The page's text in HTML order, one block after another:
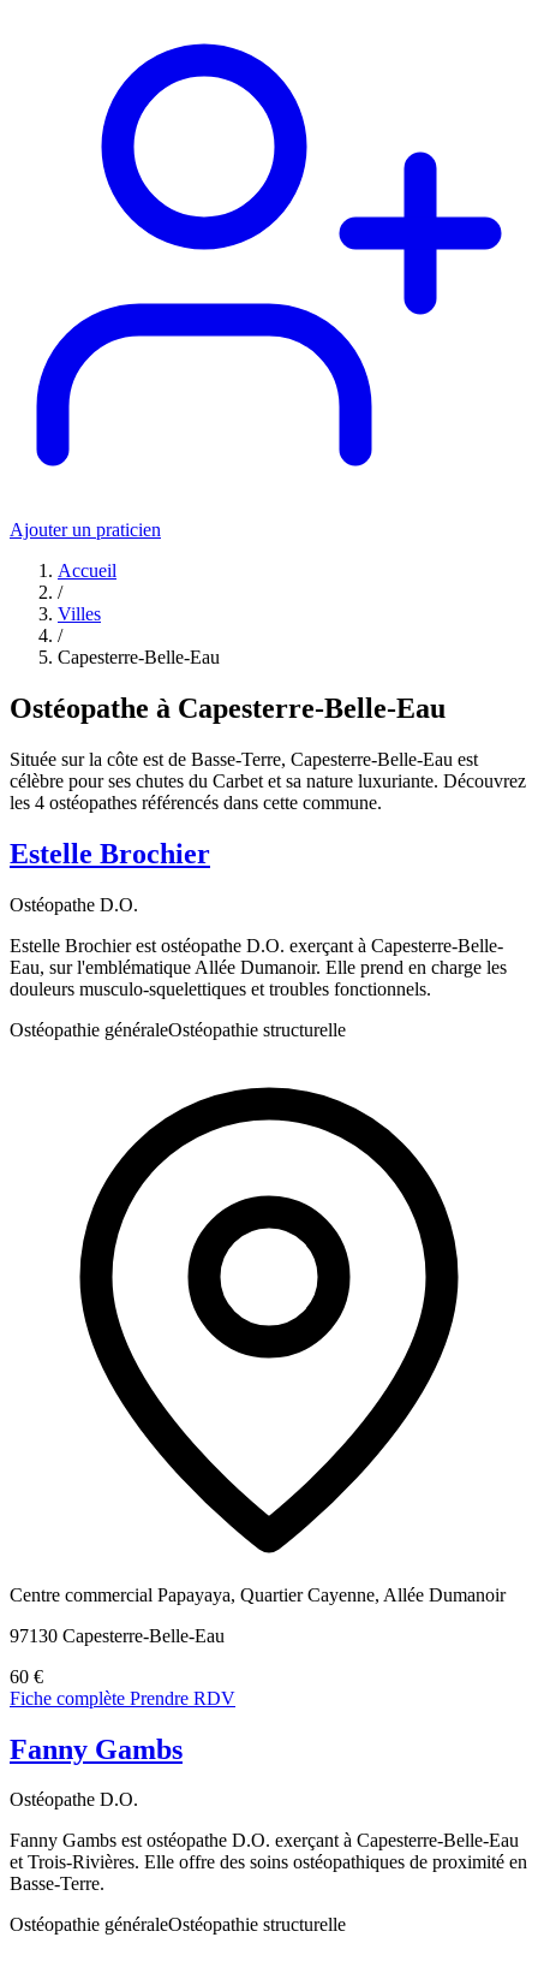
Ajouter un praticien
Accueil
/
Villes
/
Capesterre-Belle-Eau
Ostéopathe à Capesterre-Belle-Eau
Située sur la côte est de Basse-Terre, Capesterre-Belle-Eau est
célèbre pour ses chutes du Carbet et sa nature luxuriante. Découvrez
les 4 ostéopathes référencés dans cette commune.
Estelle Brochier
Ostéopathe D.O.
Estelle Brochier est ostéopathe D.O. exerçant à Capesterre-Belle-
Eau, sur l'emblématique Allée Dumanoir. Elle prend en charge les
douleurs musculo-squelettiques et troubles fonctionnels.
Ostéopathie généraleOstéopathie structurelle
Centre commercial Papayaya, Quartier Cayenne, Allée Dumanoir
97130 Capesterre-Belle-Eau
60 €
Fiche complète Prendre RDV
Fanny Gambs
Ostéopathe D.O.
Fanny Gambs est ostéopathe D.O. exerçant à Capesterre-Belle-Eau
et Trois-Rivières. Elle offre des soins ostéopathiques de proximité en
Basse-Terre.
Ostéopathie généraleOstéopathie structurelle